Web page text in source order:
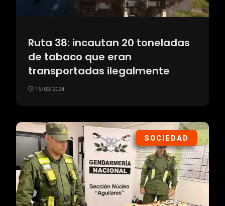
Ruta 38: incautan 20 toneladas
de tabaco que eran
transportadas ilegalmente
16/02/2024
SOCIEDAD